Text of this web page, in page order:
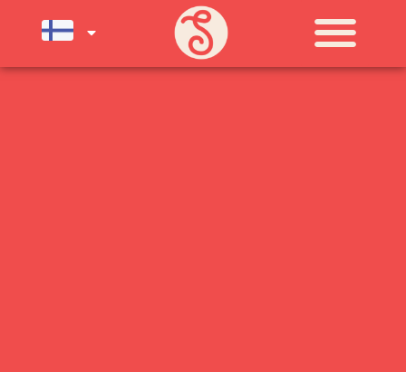
PALVELEMME PÄIVITTÄIN (MA-SU
KLO 11-21) SUNNUNTAIHIN 16.8.
SAAKKA JONKA JÄLKEEN OLEMME
AVOINNA VIIKONLOPPUISIN (PE-